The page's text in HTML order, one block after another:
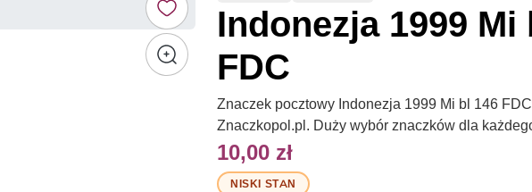
Indonezja 1999 Mi
FDC
Znaczek pocztowy Indonezja 1999 Mi bl 146
Znaczkopol.pl. Duży wybór znaczków dla
10,00 zł
NISKI STAN